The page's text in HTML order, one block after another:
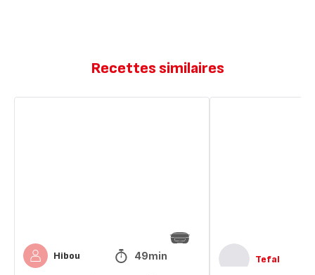
Recettes similaires
Hibou 49min Tefal